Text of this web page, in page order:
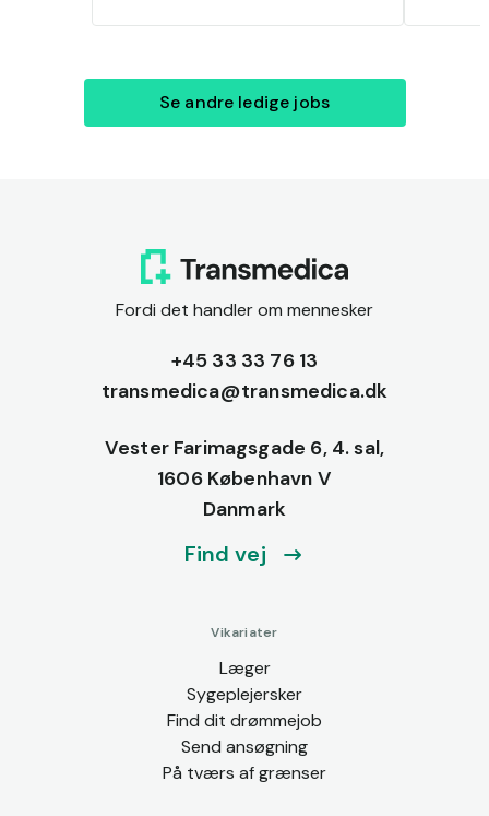
Se andre ledige jobs
Fordi det handler om mennesker
+45 33 33 76 13
transmedica@transmedica.dk
Vester Farimagsgade 6, 4. sal,
1606 København V
Danmark
Find vej
Vikariater
Læger
Sygeplejersker
Find dit drømmejob
Send ansøgning
På tværs af grænser